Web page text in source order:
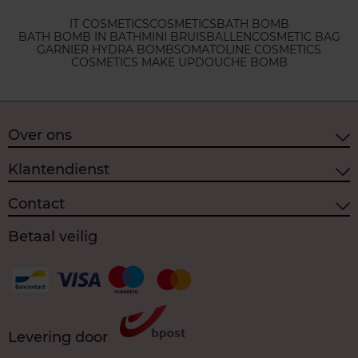
IT COSMETICSCOSMETICSBATH BOMB
BATH BOMB IN BATHMINI BRUISBALLENCOSMETIC BAG
GARNIER HYDRA BOMBSOMATOLINE COSMETICS
COSMETICS MAKE UPDOUCHE BOMB
Over ons
Klantendienst
Contact
Betaal veilig
Levering door